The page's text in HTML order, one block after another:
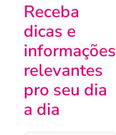
Receba
dicas e
informações
relevantes
pro seu dia
a dia